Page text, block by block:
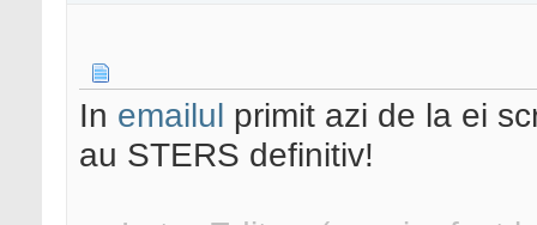
In emailul primit azi de la ei
au STERS definitiv!